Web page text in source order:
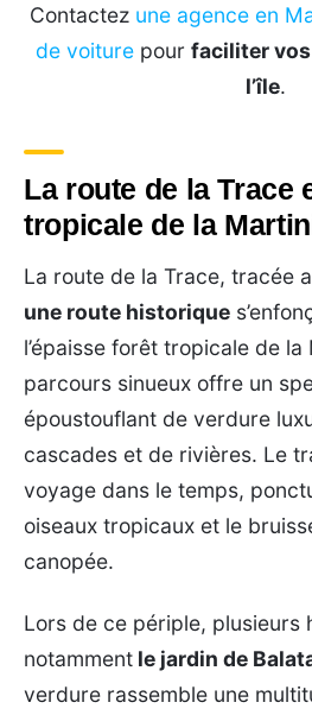
Contactez une agence en
de voiturepour faciliter
l’île.
La route de la Trace
tropicale de la
La route de la Trace, tracée
une route historique
l’épaisse forêt tropicale de
parcours sinueux offre un
époustouflant de verdure
cascades et de rivières. Le
voyage dans le temps,
oiseaux tropicaux et le
canopée.
Lors de ce périple, plusieurs
notamment le jardin de
verdure rassemble une